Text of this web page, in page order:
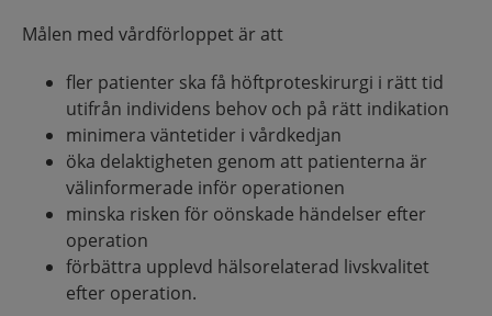
Målen med vårdförloppet är att
fler patienter ska få höftproteskirurgi i rätt tid
utifrån individens behov och på rätt indikation
minimera väntetider i vårdkedjan
öka delaktigheten genom att patienterna är
välinformerade inför operationen
minska risken för oönskade händelser efter
operation
förbättra upplevd hälsorelaterad livskvalitet
efter operation.